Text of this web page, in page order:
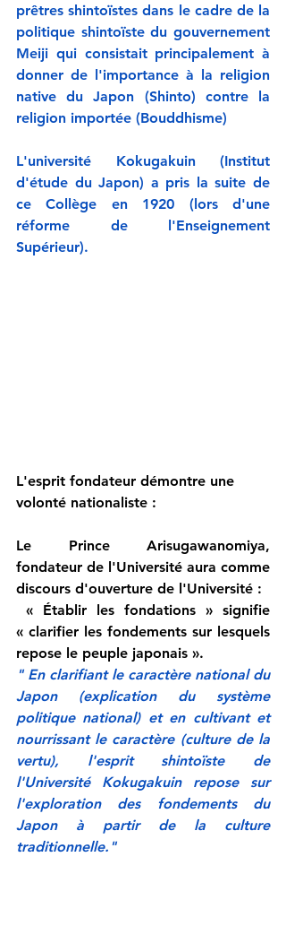
prêtres shintoïstes dans le cadre de la
politique shintoïste du gouvernement
Meiji qui consistait principalement à
donner de l'importance à la religion
native du Japon (Shinto) contre la
religion importée (Bouddhisme)
L'université Kokugakuin (Institut
d'étude du Japon) a pris la suite de
ce Collège en 1920 (lors d'une
réforme de l'Enseignement
Supérieur).
L'esprit fondateur démontre une
volonté nationaliste :
Le Prince Arisugawanomiya,
fondateur de l'Université aura comme
discours d'ouverture de l'Université :
« clarifier les fondements sur lesquels
repose le peuple japonais ».
" En clarifiant le caractère national du
Japon (explication du système
politique national) et en cultivant et
nourrissant le caractère (culture de la
vertu), l'esprit shintoïste de
l'Université Kokugakuin repose sur
l'exploration des fondements du
Japon à partir de la culture
traditionnelle."